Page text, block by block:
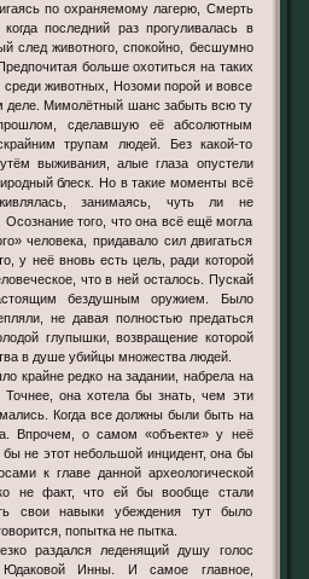
последний раз прогуливалась в
след животного, спокойно, бесшумно
больше охотиться на таких
животных, Нозоми порой и вовсе
деле. Мимолётный шанс забыть всю ту
сделавшую её абсолютным
трупам людей. Без какой-то
выживания, алые глаза опустели
блеск. Но в такие моменты всё
занимаясь, чуть ли не
того, что она всё ещё могла
человека, придавало сил двигаться
у неё вновь есть цель, ради которой
что в ней осталось. Пускай
бездушным оружием. Было
не давая полностью предаться
глупышки, возвращение которой
в душе убийцы множества людей.
крайне редко на задании, набрела на
Точнее, она хотела бы знать, чем эти
Когда все должны были быть на
Впрочем, о самом «объекте» у неё
не этот небольшой инцидент, она бы
к главе данной археологической
не факт, что ей бы вообще стали
свои навыки убеждения тут было
попытка не пытка.
раздался леденящий душу голос
Инны. И самое главное,